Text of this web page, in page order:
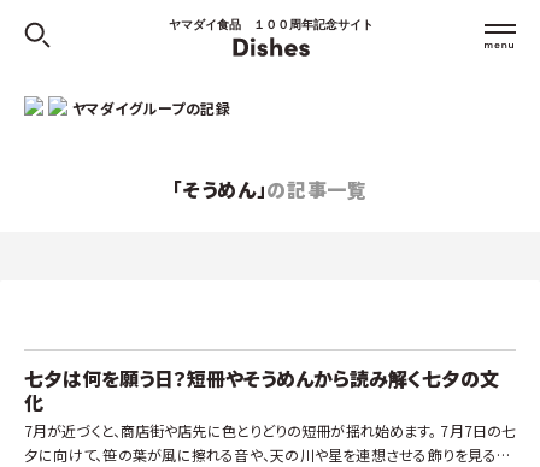
ヤマダイ食品 １００周年記念サイト
ヤマダイグループの記録
「そうめん」の記事一覧
七夕は何を願う日？短冊やそうめんから読み解く七夕の文
化
7月が近づくと、商店街や店先に色とりどりの短冊が揺れ始めます。 7月7日の七
夕に向けて、笹の葉が風に擦れる音や、天の川や星を連想させる飾りを見ると、